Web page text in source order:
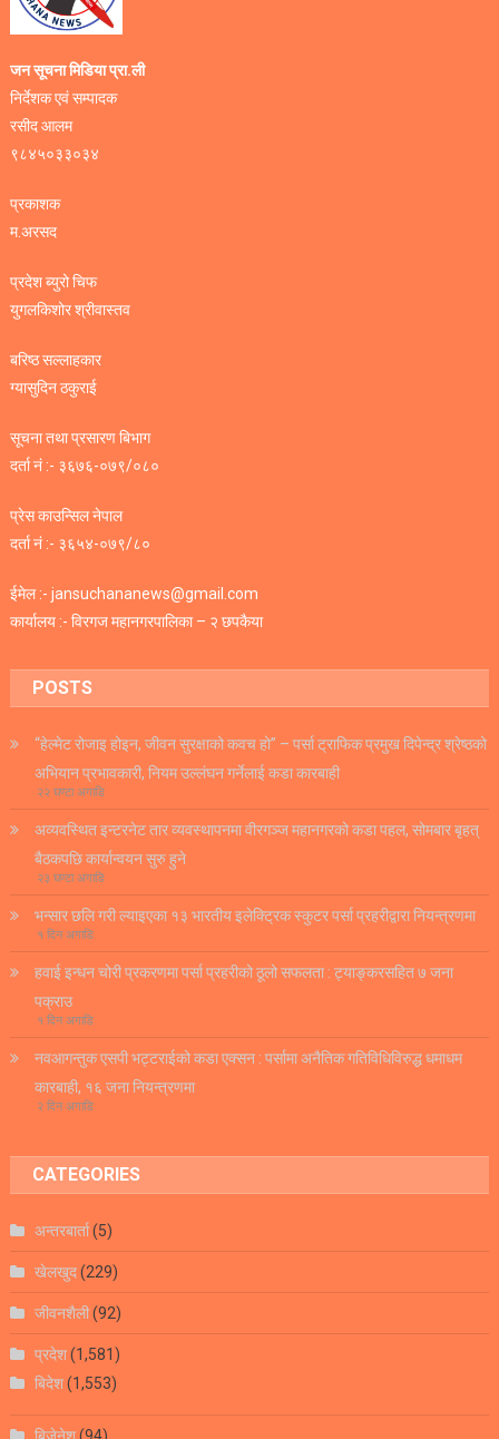
जन सूचना मिडिया प्रा.ली
निर्देशक एवं सम्पादक
रसीद आलम
९८४५०३३०३४
प्रकाशक
म.अरसद
प्रदेश ब्युरो चिफ
युगलकिशोर श्रीवास्तव
बरिष्ठ सल्लाहकार
ग्यासुदिन ठकुराई
सूचना तथा प्रसारण बिभाग
दर्ता नं :- ३६७६-०७९/०८०
प्रेस काउन्सिल नेपाल
दर्ता नं :- ३६५४-०७९/८०
ईमेल :- jansuchananews@gmail.com
कार्यालय :- विरगज महानगरपालिका – २ छपकैया
POSTS
“हेल्मेट रोजाइ होइन, जीवन सुरक्षाको कवच हो” – पर्सा ट्राफिक प्रमुख दिपेन्द्र श्रेष्ठको
अभियान प्रभावकारी, नियम उल्लंघन गर्नेलाई कडा कारबाही
२२ घण्टा अगाडि
अव्यवस्थित इन्टरनेट तार व्यवस्थापनमा वीरगञ्ज महानगरको कडा पहल, सोमबार बृहत्
बैठकपछि कार्यान्वयन सुरु हुने
२३ घण्टा अगाडि
भन्सार छलि गरी ल्याइएका १३ भारतीय इलेक्ट्रिक स्कुटर पर्सा प्रहरीद्वारा नियन्त्रणमा
१ दिन अगाडि
हवाई इन्धन चोरी प्रकरणमा पर्सा प्रहरीको ठूलो सफलता : ट्याङ्करसहित ७ जना
पक्राउ
१ दिन अगाडि
नवआगन्तुक एसपी भट्टराईको कडा एक्सन : पर्सामा अनैतिक गतिविधिविरुद्ध धमाधम
कारबाही, १६ जना नियन्त्रणमा
२ दिन अगाडि
CATEGORIES
अन्तरबार्ता(5)
खेलखुद(229)
जीवनशैली(92)
प्रदेश(1,581)
बिदेश(1,553)
बिजेनेश(94)